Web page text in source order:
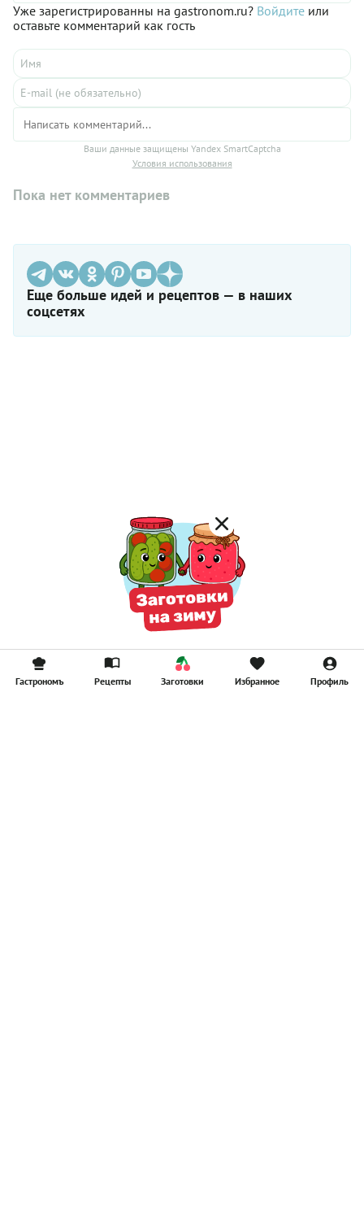
Уже зарегистрированны на gastronom.ru? Войдите или
оставьте комментарий как гость
Ваши данные защищены Yandex SmartCaptcha
Условия использования
Пока нет комментариев
Еще больше идей и рецептов — в наших
соцсетях
Гастрономъ Рецепты Заготовки Избранное Профиль